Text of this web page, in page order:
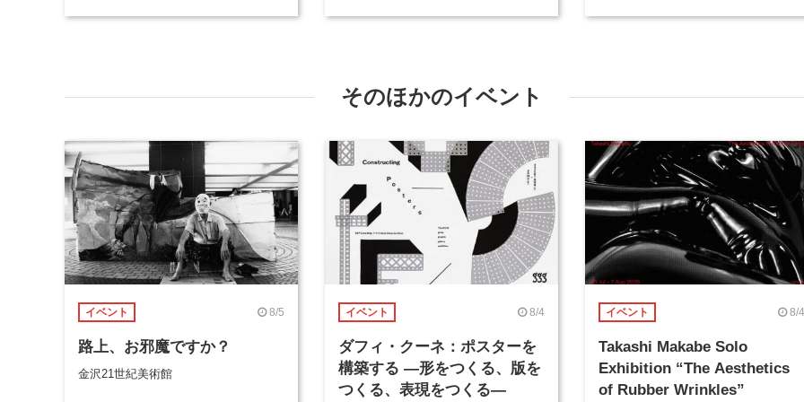
そのほかのイベント
イベント 8/5
路上、お邪魔ですか？
金沢21世紀美術館
イベント 8/4
ダフィ・クーネ：ポスターを
構築する ―形をつくる、版を
つくる、表現をつくる―
イベント 8/4
Takashi Makabe Solo
Exhibition “The Aesthetics
of Rubber Wrinkles”